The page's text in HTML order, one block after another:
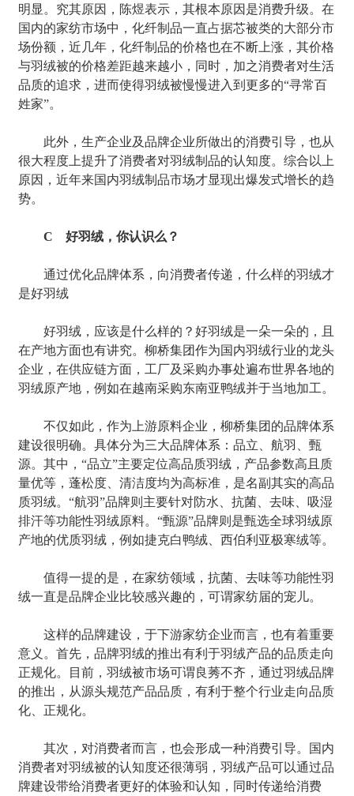
明显。究其原因，陈煜表示，其根本原因是消费升级。在
国内的家纺市场中，化纤制品一直占据芯被类的大部分市
场份额，近几年，化纤制品的价格也在不断上涨，其价格
与羽绒被的价格差距越来越小，同时，加之消费者对生活
品质的追求，进而使得羽绒被慢慢进入到更多的“寻常百
姓家”。
此外，生产企业及品牌企业所做出的消费引导，也从
很大程度上提升了消费者对羽绒制品的认知度。综合以上
原因，近年来国内羽绒制品市场才显现出爆发式增长的趋
势。
C 好羽绒，你认识么？
通过优化品牌体系，向消费者传递，什么样的羽绒才
是好羽绒
好羽绒，应该是什么样的？好羽绒是一朵一朵的，且
在产地方面也有讲究。柳桥集团作为国内羽绒行业的龙头
企业，在供应链方面，工厂及采购办事处遍布世界各地的
羽绒原产地，例如在越南采购东南亚鸭绒并于当地加工。
不仅如此，作为上游原料企业，柳桥集团的品牌体系
建设很明确。具体分为三大品牌体系：品立、航羽、甄
源。其中，“品立”主要定位高品质羽绒，产品参数高且质
量优等，蓬松度、清洁度均为高标准，是名副其实的高品
质羽绒。“航羽”品牌则主要针对防水、抗菌、去味、吸湿
排汗等功能性羽绒原料。“甄源”品牌则是甄选全球羽绒原
产地的优质羽绒，例如捷克白鸭绒、西伯利亚极寒绒等。
值得一提的是，在家纺领域，抗菌、去味等功能性羽
绒一直是品牌企业比较感兴趣的，可谓家纺届的宠儿。
这样的品牌建设，于下游家纺企业而言，也有着重要
意义。首先，品牌羽绒的推出有利于羽绒产品的品质走向
正规化。目前，羽绒被市场可谓良莠不齐，通过羽绒品牌
的推出，从源头规范产品品质，有利于整个行业走向品质
化、正规化。
其次，对消费者而言，也会形成一种消费引导。国内
消费者对羽绒被的认知度还很薄弱，羽绒产品可以通过品
牌建设带给消费者更好的体验和认知，同时传递给消费